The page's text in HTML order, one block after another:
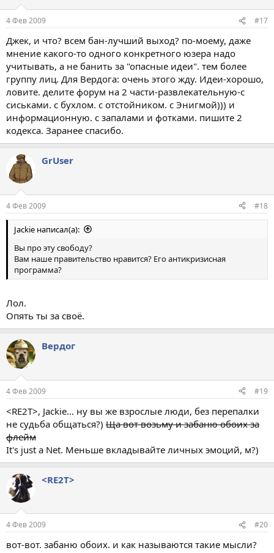
4 Фев 2009 #17
Джек, и что? всем бан-лучший выход? по-моему, даже
мнение какого-то одного конкретного юзера надо
учитывать, а не банить за "опасные идеи". тем более
группу лиц. Для Вердога: очень этого жду. Идеи-хорошо,
ловите. делите форум на 2 части-развлекательную-с
сиськами. с бухлом. с отстойником. с Энигмой))) и
информационную. с запалами и фотками. пишите 2
кодекса. Заранее спасибо.
GrUser
4 Фев 2009 #18
Jackie написал(а):
Вы про эту свободу?
Вам наше правительство нравится? Его антикризисная
программа?
Лол.
Опять ты за своё.
Вердог
4 Фев 2009 #19
<RE2T>, Jackie... ну вы же взрослые люди, без перепалки
не судьба общаться?) Ща вот возьму и забаню обоих за
флейм
It's just a Net. Меньше вкладывайте личных эмоций, м?)
<RE2T>
4 Фев 2009 #20
вот-вот. забаню обоих. и как называются такие мысли?